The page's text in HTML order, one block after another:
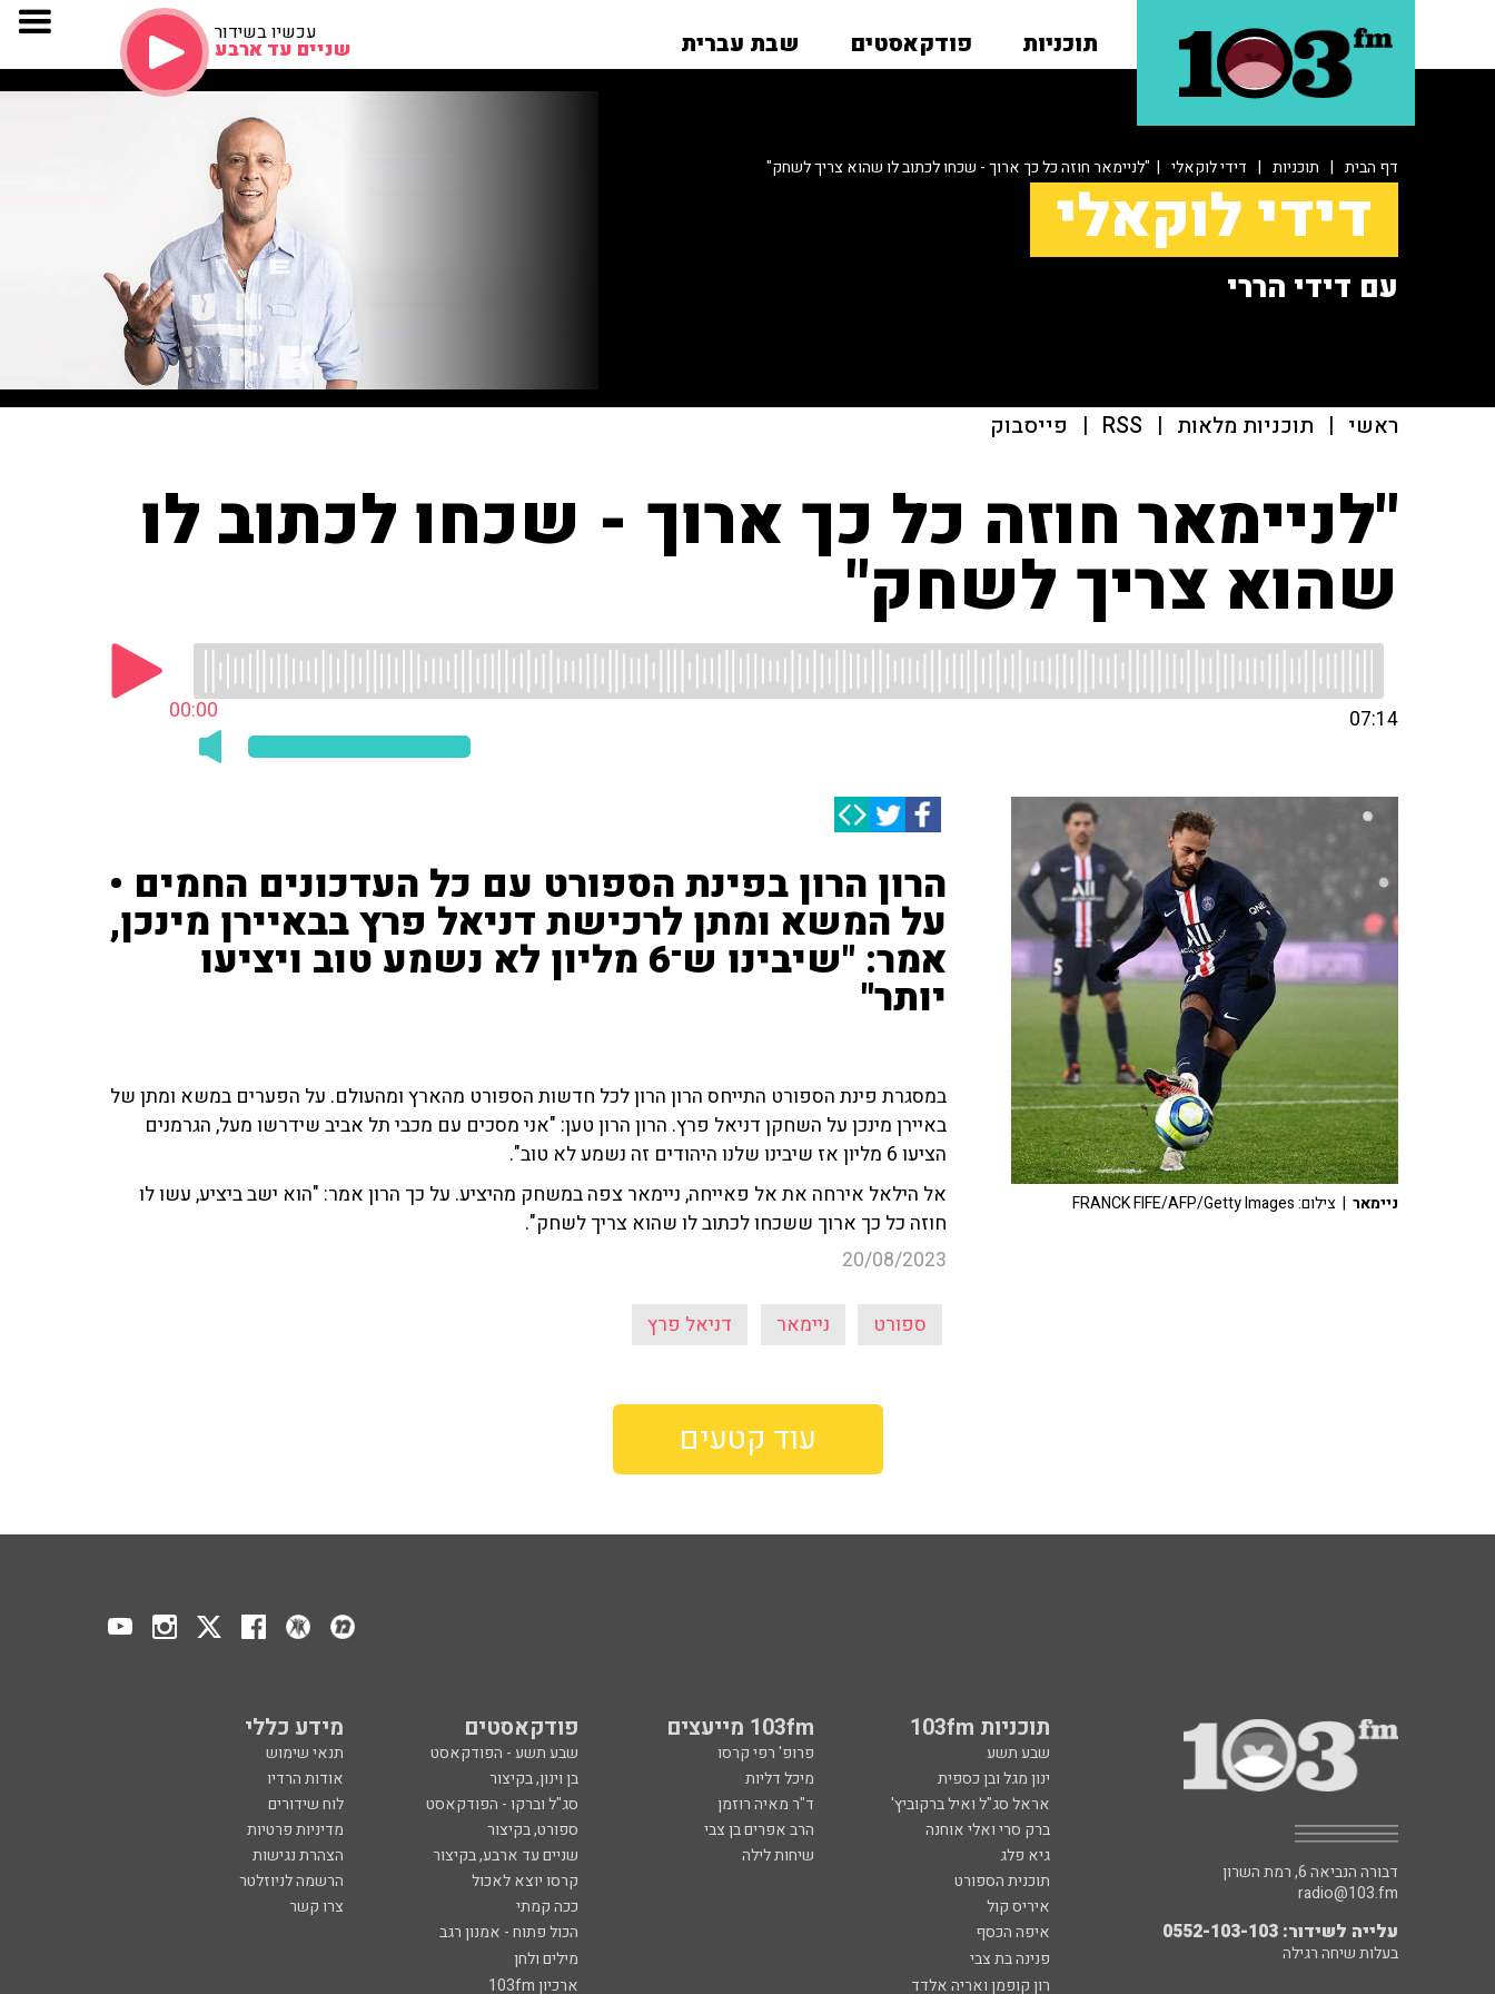
תוכניות פודקאסטים שבת עברית עכשיו בשידור
שניים עד ארבע
דף הבית | תוכניות | דידי לוקאלי | "לניימאר חוזה כל כך ארוך - שכחו לכתוב לו שהוא צריך לשחק"
דידי לוקאלי
עם דידי הררי
ראשי | תוכניות מלאות |
RSS
| פייסבוק
"לניימאר חוזה כל כך ארוך - שכחו לכתוב לו
שהוא צריך לשחק"
00:00 07:14
הרון הרון בפינת הספורט עם כל העדכונים החמים •
על המשא ומתן לרכישת דניאל פרץ בבאיירן מינכן,
אמר: "שיבינו ש־6 מליון לא נשמע טוב ויציעו
יותר"
במסגרת פינת הספורט התייחס הרון הרון לכל חדשות הספורט מהארץ ומהעולם. על הפערים במשא ומתן של
באיירן מינכן על השחקן דניאל פרץ. הרון הרון טען: "אני מסכים עם מכבי תל אביב שידרשו מעל, הגרמנים
הציעו 6 מליון אז שיבינו שלנו היהודים זה נשמע לא טוב".
אל הילאל אירחה את אל פאייחה, ניימאר צפה במשחק מהיציע. על כך הרון אמר: "הוא ישב ביציע, עשו לו
חוזה כל כך ארוך ששכחו לכתוב לו שהוא צריך לשחק".
20/08/2023
ספורט ניימאר דניאל פרץ
ניימאר | צילום: FRANCK FIFE/AFP/Getty Images
עוד קטעים
תוכניות 103fm 103fm מייעצים פודקאסטים מידע כללי
שבע תשע פרופ' רפי קרסו שבע תשע - הפודקאסט
תנאי שימוש
ינון מגל ובן כספית
מיכל דליות בן וינון, בקיצור
אודות הרדיו
אראל סג"ל ואיל ברקוביץ'
ד"ר מאיה רוזמן סג"ל וברקו - הפודקאסט
לוח שידורים
ברק סרי ואלי אוחנה
הרב אפרים בן צבי ספורט, בקיצור
מדיניות פרטיות
גיא פלג
שיחות לילה שניים עד ארבע, בקיצור
הצהרת נגישות
תוכנית הספורט
קרסו יוצא לאכול
הרשמה לניוזלטר
איריס קול
ככה קמתי
צרו קשר
איפה הכסף
הכול פתוח - אמנון רגב
פנינה בת צבי
מילים ולחן
רון קופמן ואריה אלדד
ארכיון 103fm
דבורה הנביאה 6, רמת השרון
radio@103.fm
עלייה לשידור: 0552-103-103
בעלות שיחה רגילה